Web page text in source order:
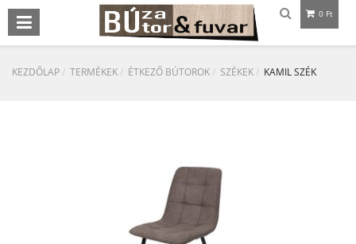
0 Ft
KEZDŐLAP TERMÉKEK ÉTKEZŐ BÚTOROK SZÉKEK KAMIL SZÉK